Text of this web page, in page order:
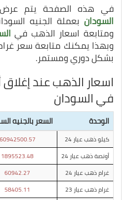
في هذه الصفحة يتم
السودان بعملة الجنيه
ومتابعة اسعار الذهب في
وبهذا يمكنك متابعة سعر
بشكل دوري ومستمر.
اسعار الذهب عند
في السودان
الوحدة السعر بالجنيه
كيلو ذهب عيار 24 60942500.57
أونصة ذهب عيار 24
1895523.48
غرام ذهب عيار 24
60942.27
غرام ذهب عيار 23
58405.11